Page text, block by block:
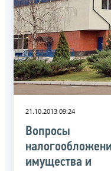
21.10.2013 09:24
Вопросы
имущества и